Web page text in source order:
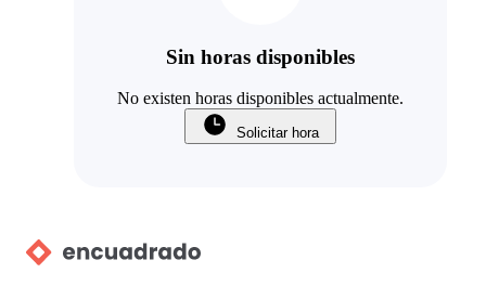
Sin horas disponibles
No existen horas disponibles actualmente.
Solicitar hora